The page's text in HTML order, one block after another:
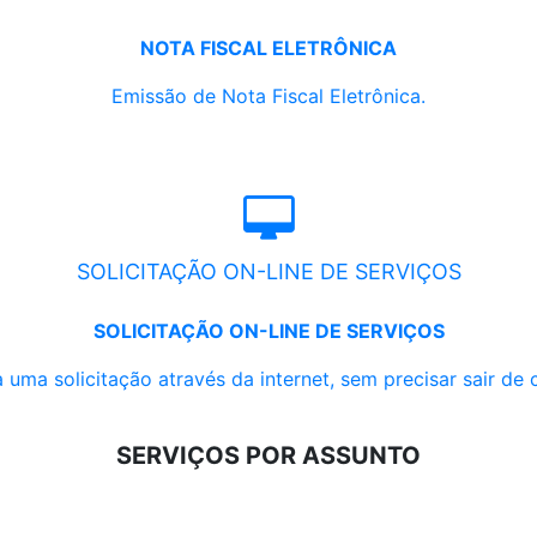
NOTA FISCAL ELETRÔNICA
Emissão de Nota Fiscal Eletrônica.
SOLICITAÇÃO ON-LINE DE SERVIÇOS
SOLICITAÇÃO ON-LINE DE SERVIÇOS
uma solicitação através da internet, sem precisar sair de
SERVIÇOS POR ASSUNTO